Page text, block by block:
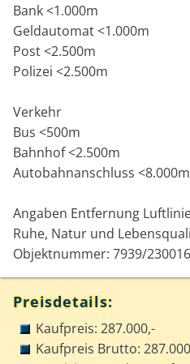
Bank <1.000m
Geldautomat <1.000m
Post <2.500m
Polizei <2.500m
Verkehr
Bus <500m
Bahnhof <2.500m
Autobahnanschluss <8.000m
Angaben Entfernung
Ruhe, Natur und
Objektnummer: 7939/
Preisdetails:
Kaufpreis: 287.000,-
Kaufpreis Brutto: